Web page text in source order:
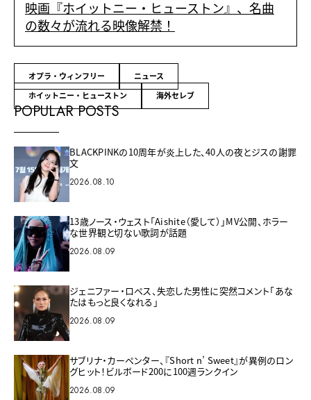
映画『ホイットニー・ヒューストン』、名曲
の数々が流れる映像解禁！
オプラ・ウィンフリー
ニュース
ホイットニー・ヒューストン
海外セレブ
POPULAR POSTS
BLACKPINKの10周年が炎上した、40人の夜とジスの謝罪
文
2026.08.10
13歳ノース・ウェスト「Aishite（愛して）」MV公開、ホラー
な世界観と切ない歌詞が話題
2026.08.09
ジェニファー・ロペス、失恋した男性に突然コメント「あな
たはもっと良くなれる」
2026.08.09
サブリナ・カーペンター、『Short n’ Sweet』が異例のロン
グヒット！ビルボード200に100週ランクイン
2026.08.09